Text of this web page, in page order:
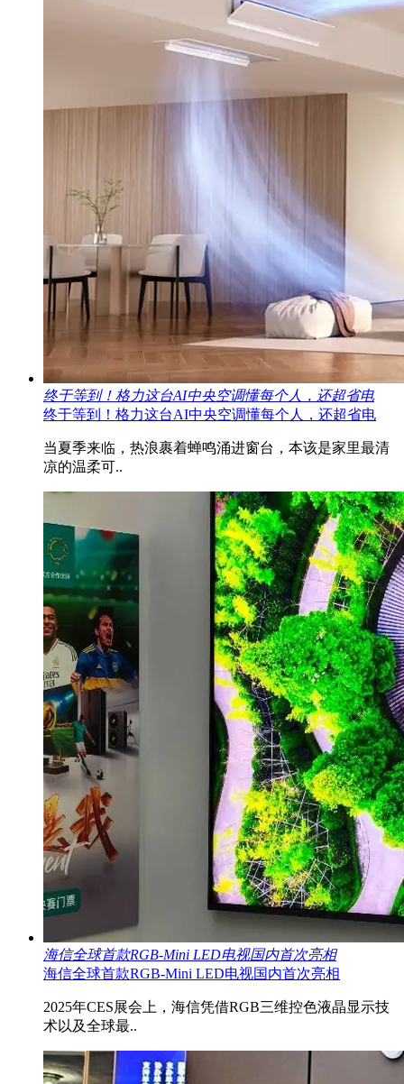
终于等到！格力这台AI中央空调懂每个人，还超省电
终于等到！格力这台AI中央空调懂每个人，还超省电
当夏季来临，热浪裹着蝉鸣涌进窗台，本该是家里最清
凉的温柔可..
海信全球首款RGB-Mini LED电视国内首次亮相
海信全球首款RGB-Mini LED电视国内首次亮相
2025年CES展会上，海信凭借RGB三维控色液晶显示技
术以及全球最..